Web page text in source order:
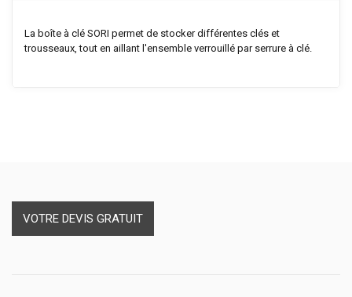
La boîte à clé SORI permet de stocker différentes clés et
trousseaux, tout en aillant l'ensemble verrouillé par serrure à clé.
VOTRE DEVIS GRATUIT